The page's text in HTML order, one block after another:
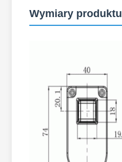
Wymiary produktu